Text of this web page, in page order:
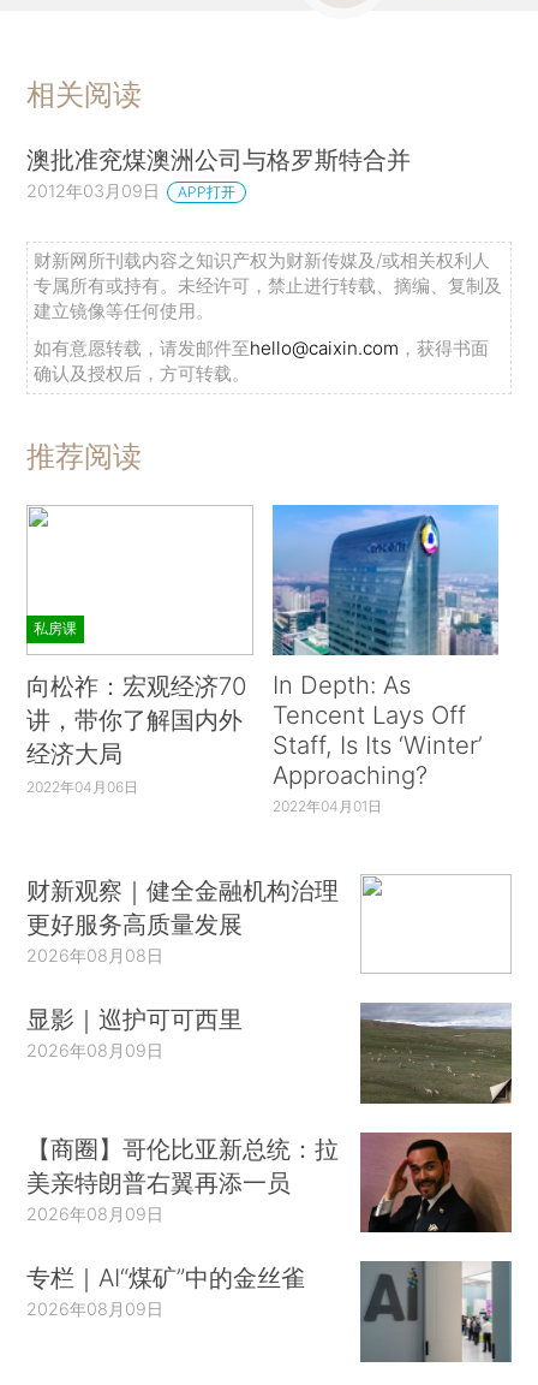
相关阅读
澳批准兖煤澳洲公司与格罗斯特合并
2012年03月09日 APP打开
财新网所刊载内容之知识产权为财新传媒及/或相关权利人
专属所有或持有。未经许可，禁止进行转载、摘编、复制及
建立镜像等任何使用。
如有意愿转载，请发邮件至hello@caixin.com ，获得书面
确认及授权后，方可转载。
推荐阅读
私房课
向松祚：宏观经济70
讲，带你了解国内外
经济大局
2022年04月06日
In Depth: As
Tencent Lays Off
Staff, Is Its ‘Winter’
Approaching?
2022年04月01日
财新观察｜健全金融机构治理
更好服务高质量发展
2026年08月08日
显影｜巡护可可西里
2026年08月09日
【商圈】哥伦比亚新总统：拉
美亲特朗普右翼再添一员
2026年08月09日
专栏｜AI“煤矿”中的金丝雀
2026年08月09日